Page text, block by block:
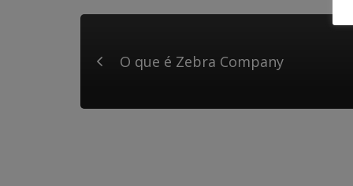
O que é Zebra Company